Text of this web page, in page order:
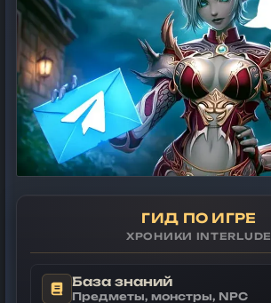
ГИД ПО ИГРЕ
ХРОНИКИ INTERLUDE
База знаний
Предметы, монстры, NPC